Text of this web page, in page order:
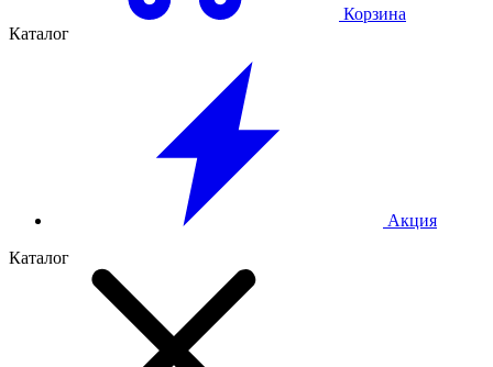
Корзина
Каталог
Акция
Каталог